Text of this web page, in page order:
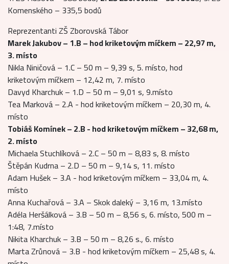
Komenského – 335,5 bodů
Reprezentanti ZŠ Zborovská Tábor
Marek Jakubov – 1.B – hod kriketovým míčkem – 22,97 m,
3. místo
Nikla Niničová – 1.C – 50 m – 9,39 s, 5. místo, hod
kriketovým míčkem – 12,42 m, 7. místo
Davyd Kharchuk – 1.D – 50 m – 9,01 s, 9.místo
Tea Marková – 2.A - hod kriketovým míčkem – 20,30 m, 4.
místo
Tobiáš Komínek – 2.B - hod kriketovým míčkem – 32,68 m,
2. místo
Michaela Stuchlíková – 2.C – 50 m – 8,83 s, 8. místo
Štěpán Kudrna – 2.D – 50 m – 9,14 s, 11. místo
Adam Hušek – 3.A - hod kriketovým míčkem – 33,04 m, 4.
místo
Anna Kuchařová – 3.A – Skok daleký – 3,16 m, 13.místo
Adéla Heršálková – 3.B – 50 m – 8,56 s, 6. místo, 500 m –
1:48, 7.místo
Nikita Kharchuk – 3.B – 50 m – 8,26 s., 6. místo
Marta Zrůnová – 3.B - hod kriketovým míčkem – 25,48 s, 4.